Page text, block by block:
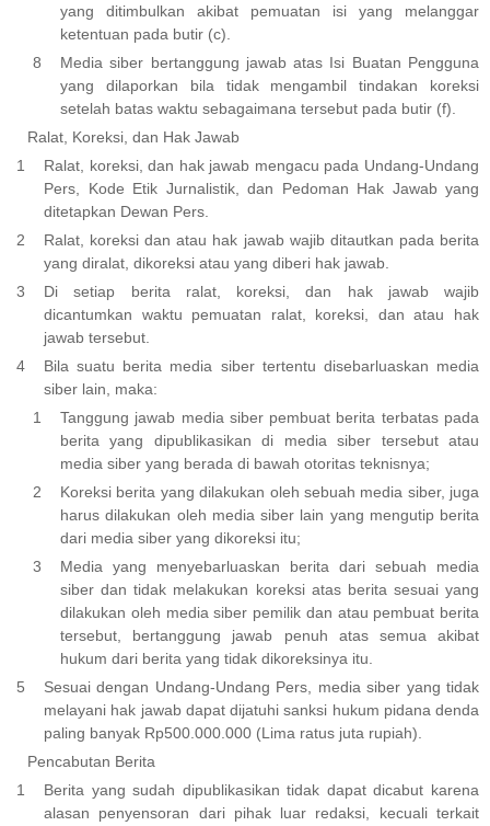
yang ditimbulkan akibat pemuatan isi yang melanggar
ketentuan pada butir (c).
Media siber bertanggung jawab atas Isi Buatan Pengguna
yang dilaporkan bila tidak mengambil tindakan koreksi
setelah batas waktu sebagaimana tersebut pada butir (f).
Ralat, Koreksi, dan Hak Jawab
Ralat, koreksi, dan hak jawab mengacu pada Undang-Undang
Pers, Kode Etik Jurnalistik, dan Pedoman Hak Jawab yang
ditetapkan Dewan Pers.
Ralat, koreksi dan atau hak jawab wajib ditautkan pada berita
yang diralat, dikoreksi atau yang diberi hak jawab.
Di setiap berita ralat, koreksi, dan hak jawab wajib
dicantumkan waktu pemuatan ralat, koreksi, dan atau hak
jawab tersebut.
Bila suatu berita media siber tertentu disebarluaskan media
siber lain, maka:
Tanggung jawab media siber pembuat berita terbatas pada
berita yang dipublikasikan di media siber tersebut atau
media siber yang berada di bawah otoritas teknisnya;
Koreksi berita yang dilakukan oleh sebuah media siber, juga
harus dilakukan oleh media siber lain yang mengutip berita
dari media siber yang dikoreksi itu;
Media yang menyebarluaskan berita dari sebuah media
siber dan tidak melakukan koreksi atas berita sesuai yang
dilakukan oleh media siber pemilik dan atau pembuat berita
tersebut, bertanggung jawab penuh atas semua akibat
hukum dari berita yang tidak dikoreksinya itu.
Sesuai dengan Undang-Undang Pers, media siber yang tidak
melayani hak jawab dapat dijatuhi sanksi hukum pidana denda
paling banyak Rp500.000.000 (Lima ratus juta rupiah).
Pencabutan Berita
Berita yang sudah dipublikasikan tidak dapat dicabut karena
alasan penyensoran dari pihak luar redaksi, kecuali terkait